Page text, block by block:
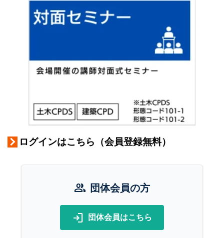
ログインはこちら（会員登録無料）
group 団体会員の方
login 団体会員はこちら